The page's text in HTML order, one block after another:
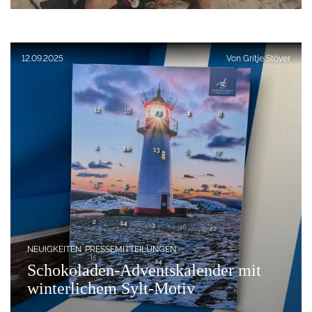
Veröffentlicht am:
12.09.2025 VonGritje Stöver
Schokoladen-Adventskalender mit
winterlichem Sylt-Motiv
NEUIGKEITEN PRESSEMITTEILUNGEN